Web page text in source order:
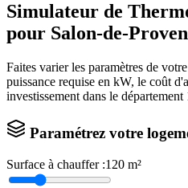
Simulateur de
pour Salon-de-
Faites varier les paramètres de
puissance requise en kW, le coût
investissement dans le département
Paramétrez votre
Surface à chauffer :120 m²